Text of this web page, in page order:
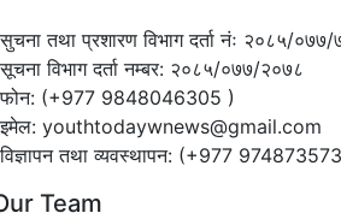
सुचना तथा प्रशारण विभाग दर्ता नंः २०८५/०७७/
सूचना विभाग दर्ता नम्बर: २०८५/०७७/२०७८
फोन: (+977 9848046305 )
इमेल: youthtodaywnews@gmail.com
विज्ञापन तथा व्यवस्थापन: (+977
Team